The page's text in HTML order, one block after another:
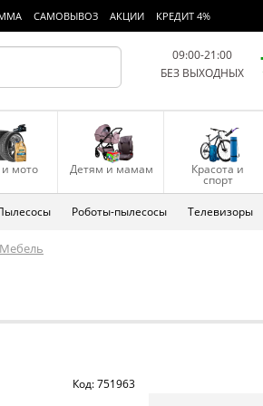
САМОВЫВОЗ АКЦИИ КРЕДИТ 4%
09:00-21:00
БЕЗ ВЫХОДНЫХ
мото Детям и мамам Красота и
спорт
Роботы-пылесосы Телевизоры
Код: 751963